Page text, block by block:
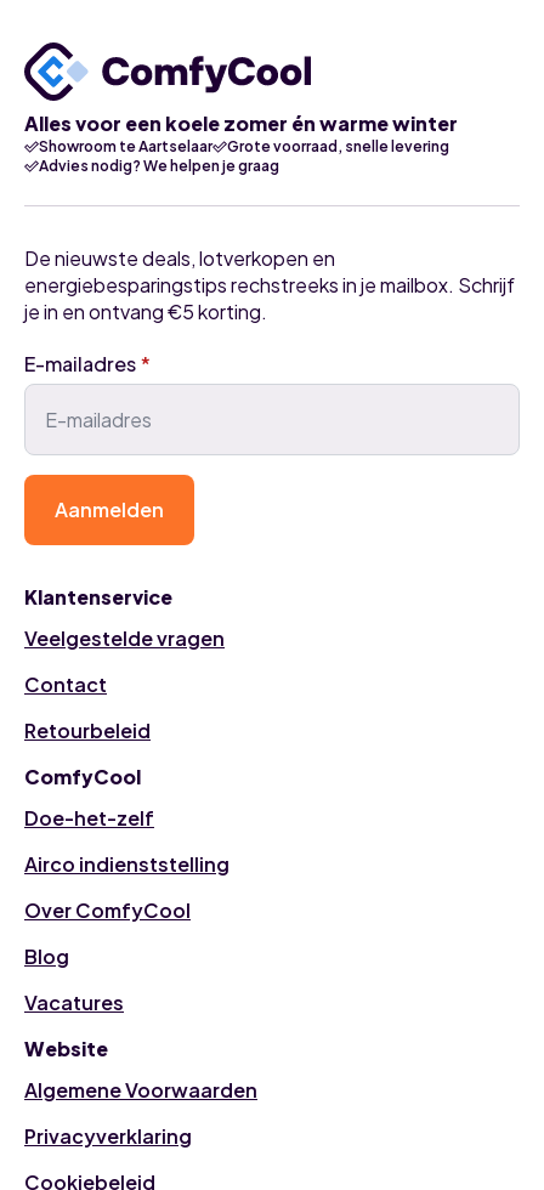
Alles voor een koele zomer én warme winter
Showroom te Aartselaar
Grote voorraad, snelle levering
Advies nodig? We helpen je graag
Klantenservice
Veelgestelde vragen
Contact
Retourbeleid
ComfyCool
Doe-het-zelf
Airco indienststelling
Over ComfyCool
Blog
Vacatures
Website
Algemene Voorwaarden
Privacyverklaring
Cookiebeleid
De nieuwste deals, lotverkopen en
energiebesparingstips rechstreeks in je mailbox. Schrijf
je in en ontvang €5 korting.
E-mailadres*
Aanmelden